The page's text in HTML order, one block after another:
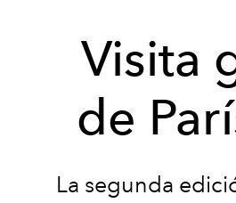
Visita
de
La segunda